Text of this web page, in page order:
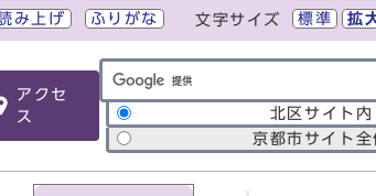
み上げ ふりがな 文字サイズ 標準 拡
アクセ
ス
サイト内検索の範囲
北区サイト内
京都市サイト全